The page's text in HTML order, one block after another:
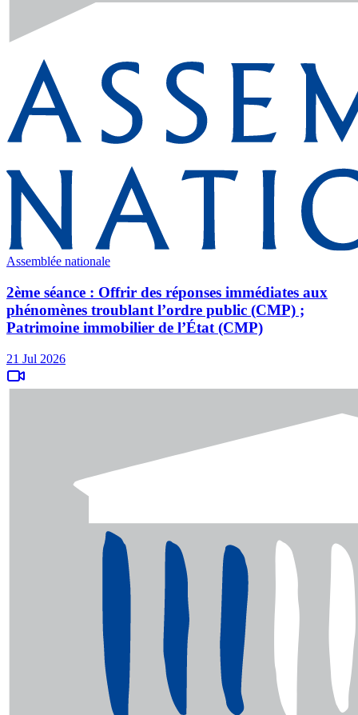
Assemblée nationale
2ème séance : Offrir des réponses immédiates aux
phénomènes troublant l’ordre public (CMP) ;
Patrimoine immobilier de l’État (CMP)
21 Jul 2026